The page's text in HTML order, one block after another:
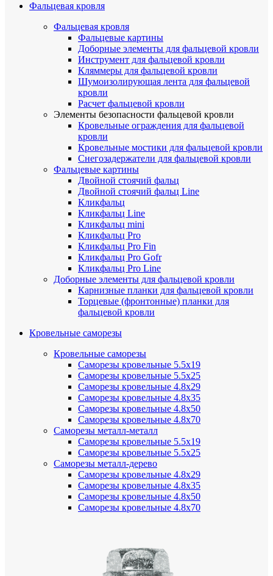
Фальцевая кровля
Фальцевая кровля
Фальцевые картины
Доборные элементы для фальцевой кровли
Инструмент для фальцевой кровли
Кляммеры для фальцевой кровли
Шумоизолирующая лента для фальцевой
кровли
Расчет фальцевой кровли
Элементы безопасности фальцевой кровли
Кровельные ограждения для фальцевой
кровли
Кровельные мостики для фальцевой кровли
Снегозадержатели для фальцевой кровли
Фальцевые картины
Двойной стоячий фальц
Двойной стоячий фальц Line
Кликфальц
Кликфальц Line
Кликфальц mini
Кликфальц Pro
Кликфальц Pro Fin
Кликфальц Pro Gofr
Кликфальц Pro Line
Доборные элементы для фальцевой кровли
Карнизные планки для фальцевой кровли
Торцевые (фронтонные) планки для
фальцевой кровли
Кровельные саморезы
Кровельные саморезы
Саморезы кровельные 5.5х19
Саморезы кровельные 5.5х25
Саморезы кровельные 4.8х29
Саморезы кровельные 4.8х35
Саморезы кровельные 4.8х50
Саморезы кровельные 4.8х70
Саморезы металл-металл
Саморезы кровельные 5.5х19
Саморезы кровельные 5.5х25
Саморезы металл-дерево
Саморезы кровельные 4.8х29
Саморезы кровельные 4.8х35
Саморезы кровельные 4.8х50
Саморезы кровельные 4.8х70